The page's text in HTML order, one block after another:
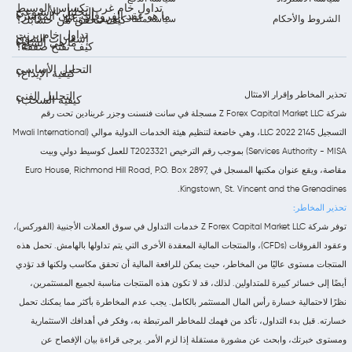
سياسة ملفات تعريف الارتباط
الشروط والأحكام
تداول خام غرب تكساس الوسيط
تداول خام برنت
التحليل الأسبوعي
إشعارات السوق
ما هو عقد الفروقات على المؤشر؟
ما هي السلع؟
التحليل الأساسي
التحليل الفني
كيف تتحقق من حسابك؟
كيف تفتح صفقة؟
كيفية الإيداع؟
كيفية السحب؟
تحذير المخاطر وإقرار الامتثال
شركة Z Forex Capital Market LLC مسجلة في سانت فنسنت وجزر غرينادين تحت رقم
التسجيل 2145 LLC 2022، وهي خاضعة لتنظيم هيئة الخدمات الدولية موالي (Mwali International
Services Authority - MISA) بموجب رقم الترخيص T2023321 للعمل كوسيط دولي وبيت
مقاصة، ويقع عنوان مكتبها المسجل في Euro House, Richmond Hill Road, P.O. Box 2897,
Kingstown, St. Vincent and the Grenadines.
تحذير المخاطر:
توفر شركة Z Forex Capital Market LLC خدمات التداول في سوق العملات الأجنبية (الفوركس)،
وعقود الفروقات (CFDs)، والمنتجات المالية المعقدة الأخرى التي يتم تداولها بالهامش. تحمل هذه
المنتجات مستوى عاليًا من المخاطر، حيث يمكن للرافعة المالية أن تحقق مكاسب ولكنها قد تؤدي
أيضًا إلى خسائر كبيرة للمتداولين. لذلك، قد لا تكون هذه المنتجات مناسبة لجميع المستثمرين،
نظرًا لاحتمالية خسارة رأس المال المستثمر بالكامل. يجب عدم المخاطرة بأكثر مما يمكنك تحمل
خسارته. قبل بدء التداول، تأكد من فهمك للمخاطر المرتبطة به، وفكر في أهدافك الاستثمارية
ومستوى خبرتك، وابحث عن مشورة مستقلة إذا لزم الأمر. يرجى قراءة بيان الإفصاح عن